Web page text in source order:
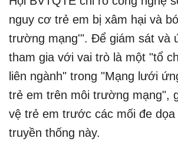
nguy cơ trẻ em bị xâm hại và
trường mạng'". Để giám sát và
tham gia với vai trò là một "tổ
liên ngành" trong "Mạng lưới
trẻ em trên môi trường mạng",
vệ trẻ em trước các mối đe dọa
truyền thống này.